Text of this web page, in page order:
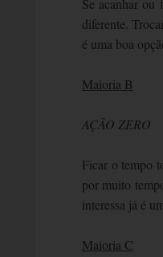
Se acanhar ou
diferente.
é uma boa
Maioria B
AÇÃO ZERO
Ficar o tempo
por muito
interessa já é
Maioria C